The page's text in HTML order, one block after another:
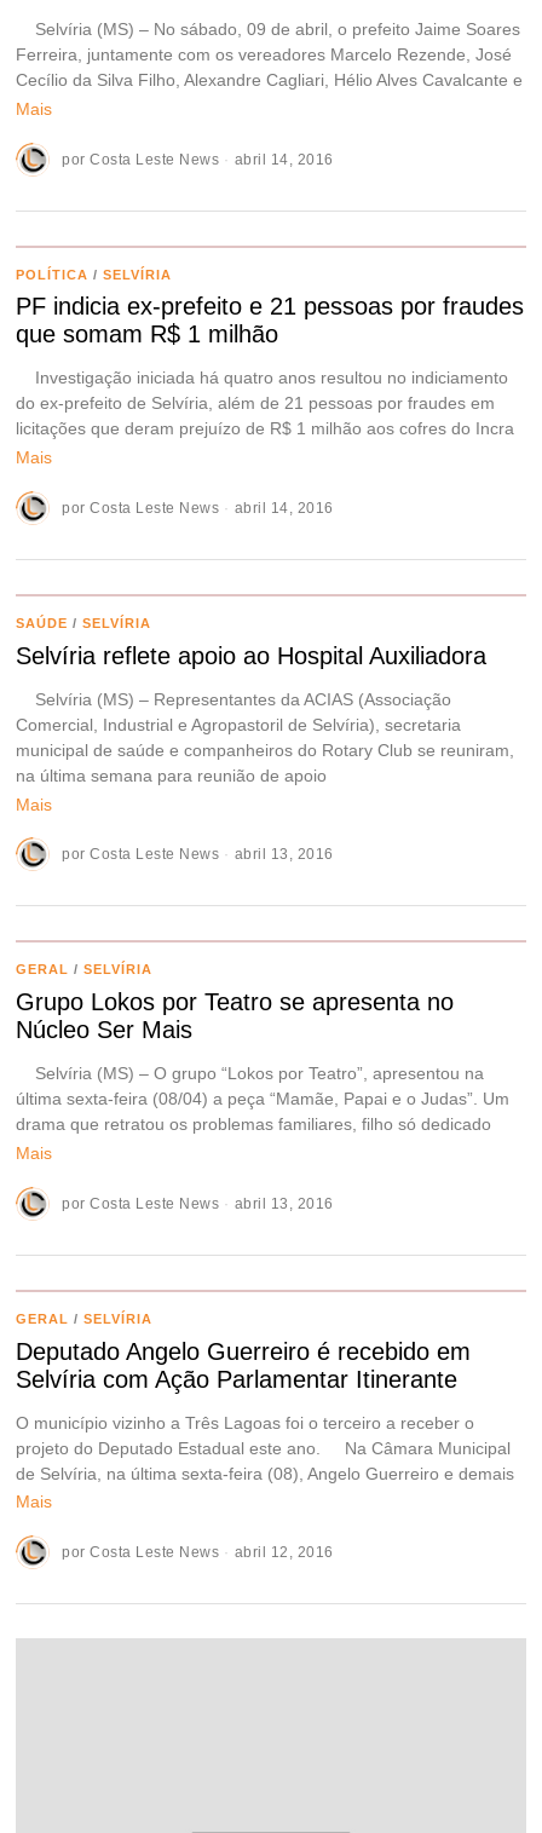
Selvíria (MS) – No sábado, 09 de abril, o prefeito Jaime Soares
Ferreira, juntamente com os vereadores Marcelo Rezende, José
Cecílio da Silva Filho, Alexandre Cagliari, Hélio Alves Cavalcante e
Mais
porCosta Leste News abril 14, 2016
POLÍTICA / SELVÍRIA
PF indicia ex-prefeito e 21 pessoas por fraudes
que somam R$ 1 milhão
Investigação iniciada há quatro anos resultou no indiciamento
do ex-prefeito de Selvíria, além de 21 pessoas por fraudes em
licitações que deram prejuízo de R$ 1 milhão aos cofres do Incra
Mais
porCosta Leste News abril 14, 2016
SAÚDE / SELVÍRIA
Selvíria reflete apoio ao Hospital Auxiliadora
Selvíria (MS) – Representantes da ACIAS (Associação
Comercial, Industrial e Agropastoril de Selvíria), secretaria
municipal de saúde e companheiros do Rotary Club se reuniram,
na última semana para reunião de apoio
Mais
porCosta Leste News abril 13, 2016
GERAL / SELVÍRIA
Grupo Lokos por Teatro se apresenta no
Núcleo Ser Mais
Selvíria (MS) – O grupo “Lokos por Teatro”, apresentou na
última sexta-feira (08/04) a peça “Mamãe, Papai e o Judas”. Um
drama que retratou os problemas familiares, filho só dedicado
Mais
porCosta Leste News abril 13, 2016
GERAL / SELVÍRIA
Deputado Angelo Guerreiro é recebido em
Selvíria com Ação Parlamentar Itinerante
O município vizinho a Três Lagoas foi o terceiro a receber o
projeto do Deputado Estadual este ano. Na Câmara Municipal
de Selvíria, na última sexta-feira (08), Angelo Guerreiro e demais
Mais
porCosta Leste News abril 12, 2016